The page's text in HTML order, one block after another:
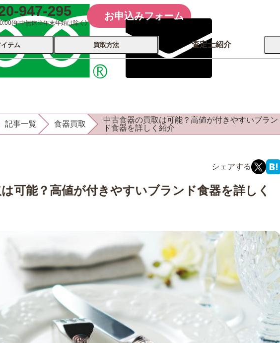
947-295
(年中無休※年末年始は除く)
お申込みフォーム
テム
ブランド
品
古銭 ⁄
記念硬貨
レコード
金 ⁄
貴金属
時計 毛皮 宝石 金券
買取方法 査定士紹介
記事一覧 食器買取
中古食器の買取は可能？高値が付きやすいブラン
ド食器を詳しく紹介
可能？高値が付きやすいブランド食器を詳しく